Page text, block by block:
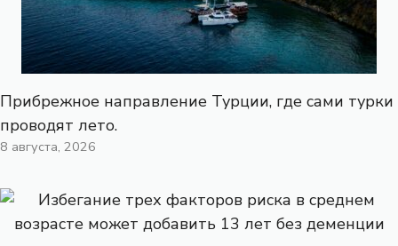
Прибрежное направление Турции, где сами турки
проводят лето.
8 августа, 2026